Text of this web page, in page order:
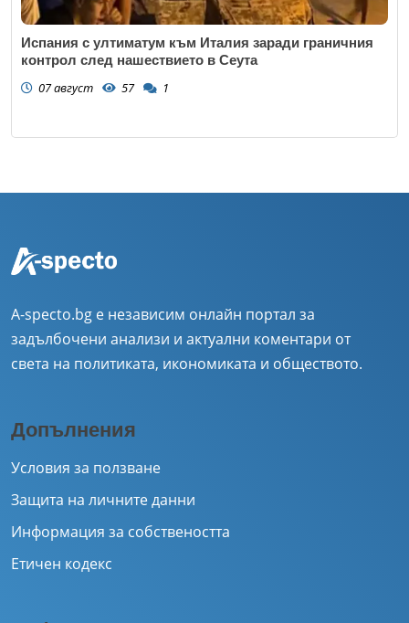
Испания с ултиматум към Италия заради граничния
контрол след нашествието в Сеута
07 август 57 1
A-specto.bg е независим онлайн портал за
задълбочени анализи и актуални коментари от
света на политиката, икономиката и обществото.
Допълнения
Условия за ползване
Защита на личните данни
Информация за собствеността
Етичен кодекс